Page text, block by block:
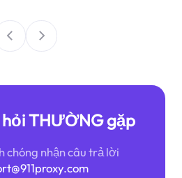
THƯỜNG gặp
chóng nhận câu trả lời